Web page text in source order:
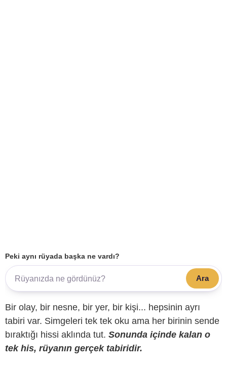
Peki aynı rüyada başka ne vardı?
Ara
Bir olay, bir nesne, bir yer, bir kişi... hepsinin ayrı
tabiri var. Simgeleri tek tek oku ama her birinin sende
bıraktığı hissi aklında tut. Sonunda içinde kalan o
tek his, rüyanın gerçek tabiridir.